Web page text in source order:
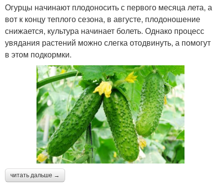
Огурцы начинают плодоносить с первого месяца лета, а
вот к концу теплого сезона, в августе, плодоношение
снижается, культура начинает болеть. Однако процесс
увядания растений можно слегка отодвинуть, а помогут
в этом подкормки.
читать дальше →